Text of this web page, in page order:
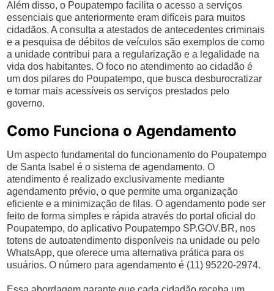
Além disso, o Poupatempo facilita o acesso a serviços
essenciais que anteriormente eram difíceis para muitos
cidadãos. A consulta a atestados de antecedentes criminais
e a pesquisa de débitos de veículos são exemplos de como
a unidade contribui para a regularização e a legalidade na
vida dos habitantes. O foco no atendimento ao cidadão é
um dos pilares do Poupatempo, que busca desburocratizar
e tornar mais acessíveis os serviços prestados pelo
governo.
Como Funciona o Agendamento
Um aspecto fundamental do funcionamento do Poupatempo
de Santa Isabel é o sistema de agendamento. O
atendimento é realizado exclusivamente mediante
agendamento prévio, o que permite uma organização
eficiente e a minimização de filas. O agendamento pode ser
feito de forma simples e rápida através do portal oficial do
Poupatempo, do aplicativo Poupatempo SP.GOV.BR, nos
totens de autoatendimento disponíveis na unidade ou pelo
WhatsApp, que oferece uma alternativa prática para os
usuários. O número para agendamento é (11) 95220-2974.